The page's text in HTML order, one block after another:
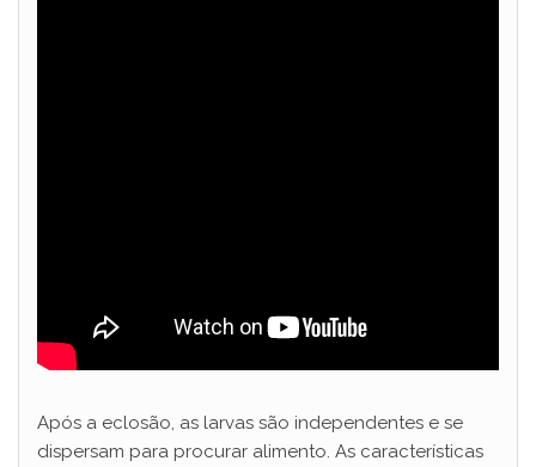
Após a eclosão, as larvas são independentes e se
dispersam para procurar alimento. As características